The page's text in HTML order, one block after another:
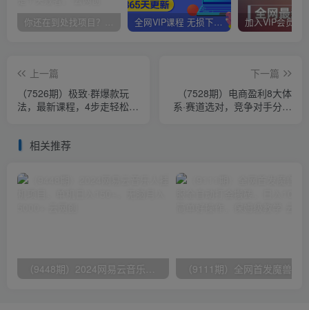
你还在到处找项目？还在当韭菜？我靠卖项目一个月收入5万+，曾经我也是个失败者。 全网VIP课程 无损下载~
上一篇
（7526期）极致·群爆款玩
法，最新课程，4步走轻松打
下一篇
（7528期）电商盈利8大体
系·赛道选对，​竞争对手分析
相关推荐